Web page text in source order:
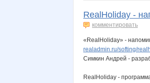
RealHoliday -
комментировать
«RealHoliday» -
realadmin.ru/softing/
Симкин Андрей -
RealHoliday -